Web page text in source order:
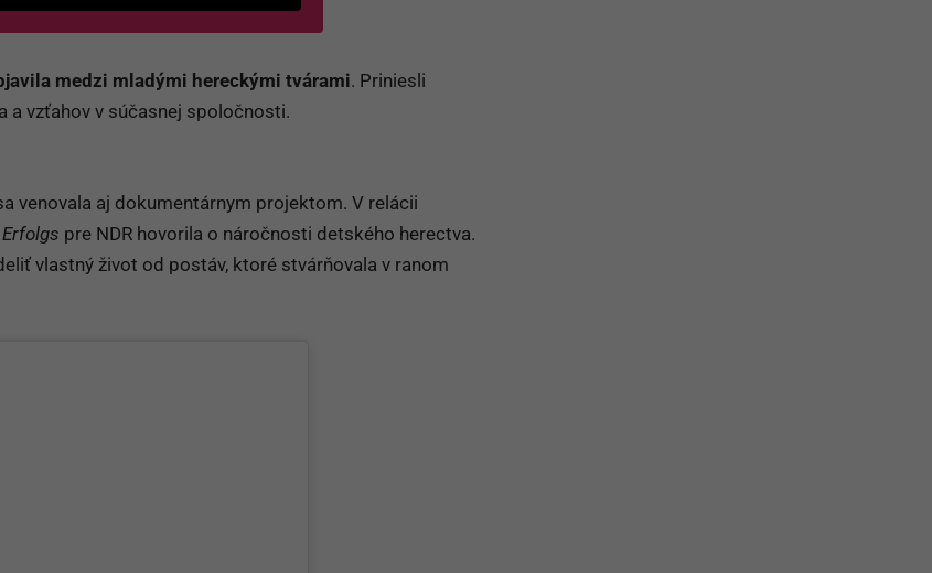
medzi mladými hereckými tvárami. Priniesli
a vzťahov v súčasnej spoločnosti.
venovala aj dokumentárnym projektom. V relácii
pre NDR hovorila o náročnosti detského herectva.
vlastný život od postáv, ktoré stvárňovala v ranom